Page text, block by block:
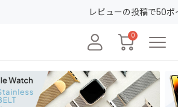
レビューの投稿で50ポイント
0